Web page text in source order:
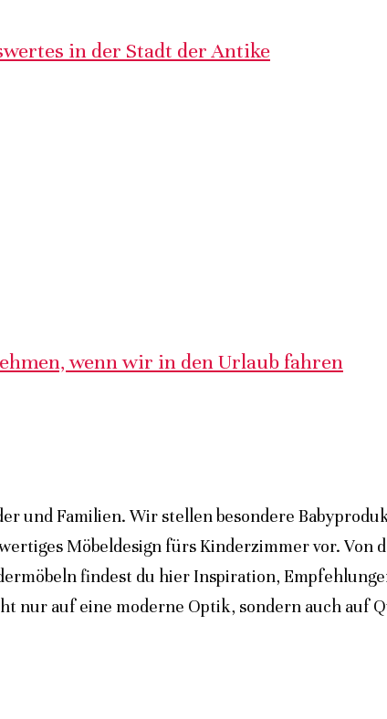
in der Stadt der Antike
wenn wir in den Urlaub fahren
und Familien. Wir stellen besondere
Möbeldesign fürs Kinderzimmer vor. Von
findest du hier Inspiration,
nur auf eine moderne Optik, sondern auch auf